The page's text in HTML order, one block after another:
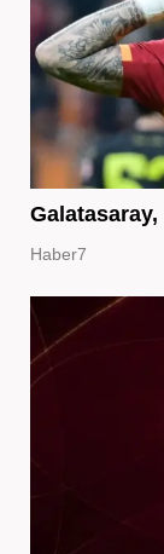
Haber7